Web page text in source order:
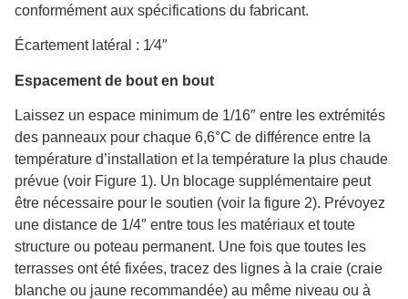
conformément aux spécifications du fabricant.
Écartement latéral : 1⁄4″
Espacement de bout en bout
Laissez un espace minimum de 1/16″ entre les extrémités
des panneaux pour chaque 6,6°C de différence entre la
température d’installation et la température la plus chaude
prévue (voir Figure 1). Un blocage supplémentaire peut
être nécessaire pour le soutien (voir la figure 2). Prévoyez
une distance de 1/4″ entre tous les matériaux et toute
structure ou poteau permanent. Une fois que toutes les
terrasses ont été fixées, tracez des lignes à la craie (craie
blanche ou jaune recommandée) au même niveau ou à